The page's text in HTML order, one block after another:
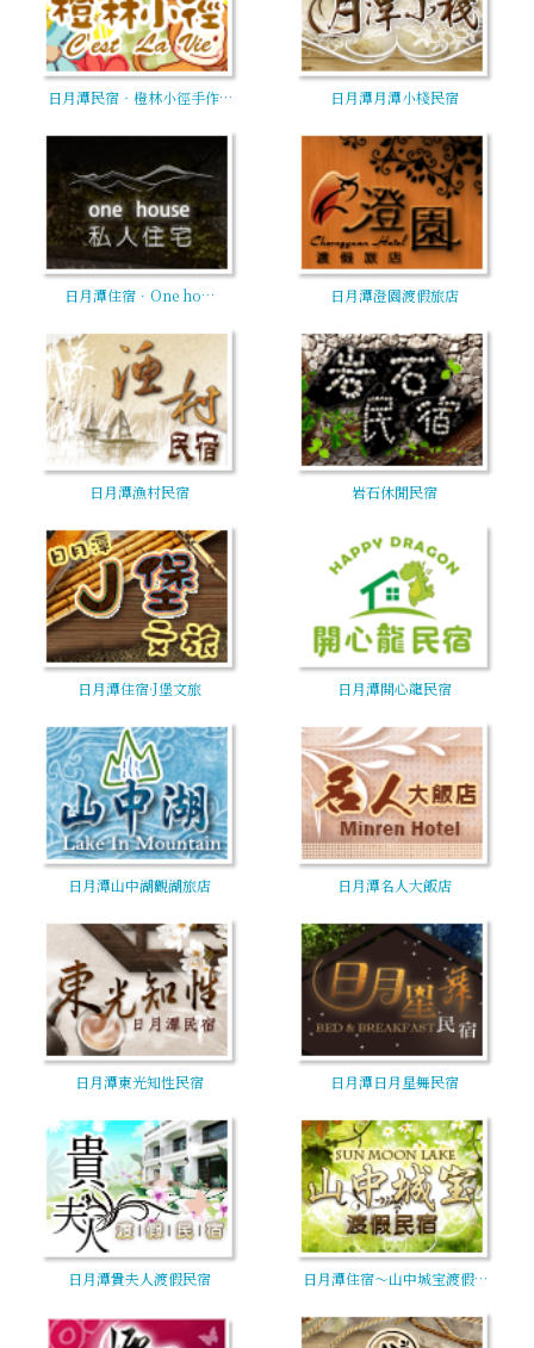
日月潭民宿‧橙林小徑手作… 日月潭月潭小棧民宿
日月潭住宿．One ho… 日月潭澄園渡假旅店
日月潭漁村民宿 岩石休閒民宿
日月潭住宿·J堡文旅 日月潭開心龍民宿
日月潭山中湖觀湖旅店 日月潭名人大飯店
日月潭東光知性民宿 日月潭日月星舞民宿
日月潭貴夫人渡假民宿 日月潭住宿～山中城宝渡假…